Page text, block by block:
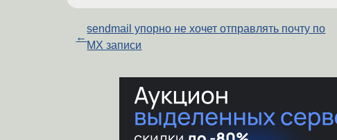
←
sendmail упорно не хочет отправлять почту по
MX записи